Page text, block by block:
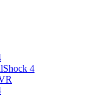
4